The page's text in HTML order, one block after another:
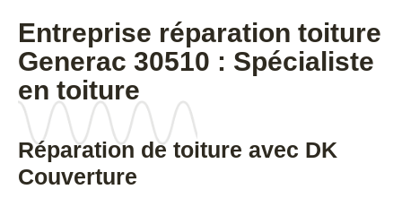
Entreprise réparation toiture
Generac 30510 : Spécialiste
en toiture
Réparation de toiture avec DK
Couverture